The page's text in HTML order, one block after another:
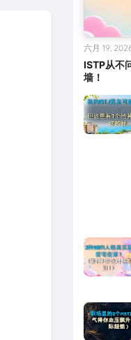
ISTP从不
墙！
六月 19,